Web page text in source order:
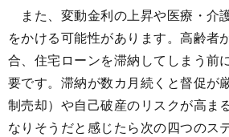
また、変動金利の上昇や医療・介
をかける可能性があります。高齢者
合、住宅ローンを滞納してしまう前
要です。滞納が数カ月続くと督促が
制売却）や自己破産のリスクが高ま
なりそうだと感じたら次の四つのス